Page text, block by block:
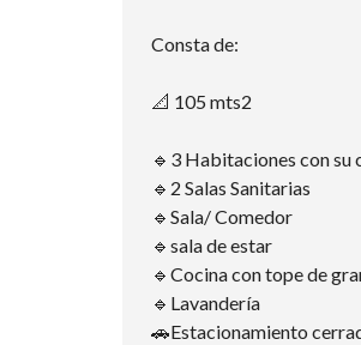
Consta de:
📐 105 mts2
🔹3 Habitaciones con su
🔹2 Salas Sanitarias
🔹Sala/ Comedor
🔹sala de estar
🔹Cocina con tope de
🔹Lavandería
🚗Estacionamiento